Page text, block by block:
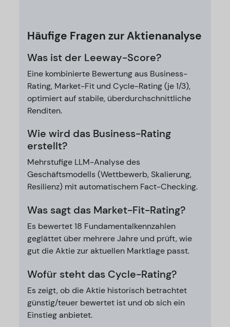
Häufige Fragen zur Aktienanalyse
Was ist der Leeway-Score?
Eine kombinierte Bewertung aus Business-
Rating, Market-Fit und Cycle-Rating (je 1/3),
optimiert auf stabile, überdurchschnittliche
Renditen.
Wie wird das Business-Rating
erstellt?
Mehrstufige LLM-Analyse des
Geschäftsmodells (Wettbewerb, Skalierung,
Resilienz) mit automatischem Fact-Checking.
Was sagt das Market-Fit-Rating?
Es bewertet 18 Fundamentalkennzahlen
geglättet über mehrere Jahre und prüft, wie
gut die Aktie zur aktuellen Marktlage passt.
Wofür steht das Cycle-Rating?
Es zeigt, ob die Aktie historisch betrachtet
günstig/teuer bewertet ist und ob sich ein
Einstieg anbietet.